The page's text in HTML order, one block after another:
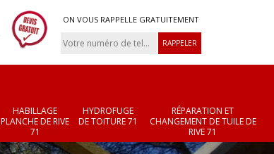
ON VOUS RAPPELLE GRATUITEMENT
HABILLAGE
PLANCHE DE RIVE
71
HYDROFUGE
DE TOITURE 71
RÉPARATION ET
CHANGEMENT DE TUILE DE
RIVE 71